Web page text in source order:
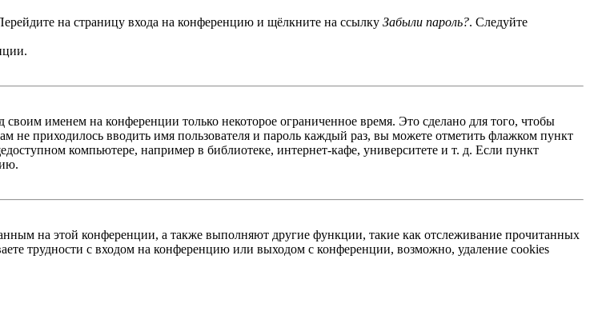
на страницу входа на конференцию и щёлкните на ссылку Забыли пароль?. Следуйте
своим именем на конференции только некоторое ограниченное время. Это сделано для того, чтобы
не приходилось вводить имя пользователя и пароль каждый раз, вы можете отметить флажком пункт
компьютере, например в библиотеке, интернет-кафе, университете и т. д. Если пункт
на этой конференции, а также выполняют другие функции, такие как отслеживание прочитанных
трудности с входом на конференцию или выходом с конференции, возможно, удаление cookies